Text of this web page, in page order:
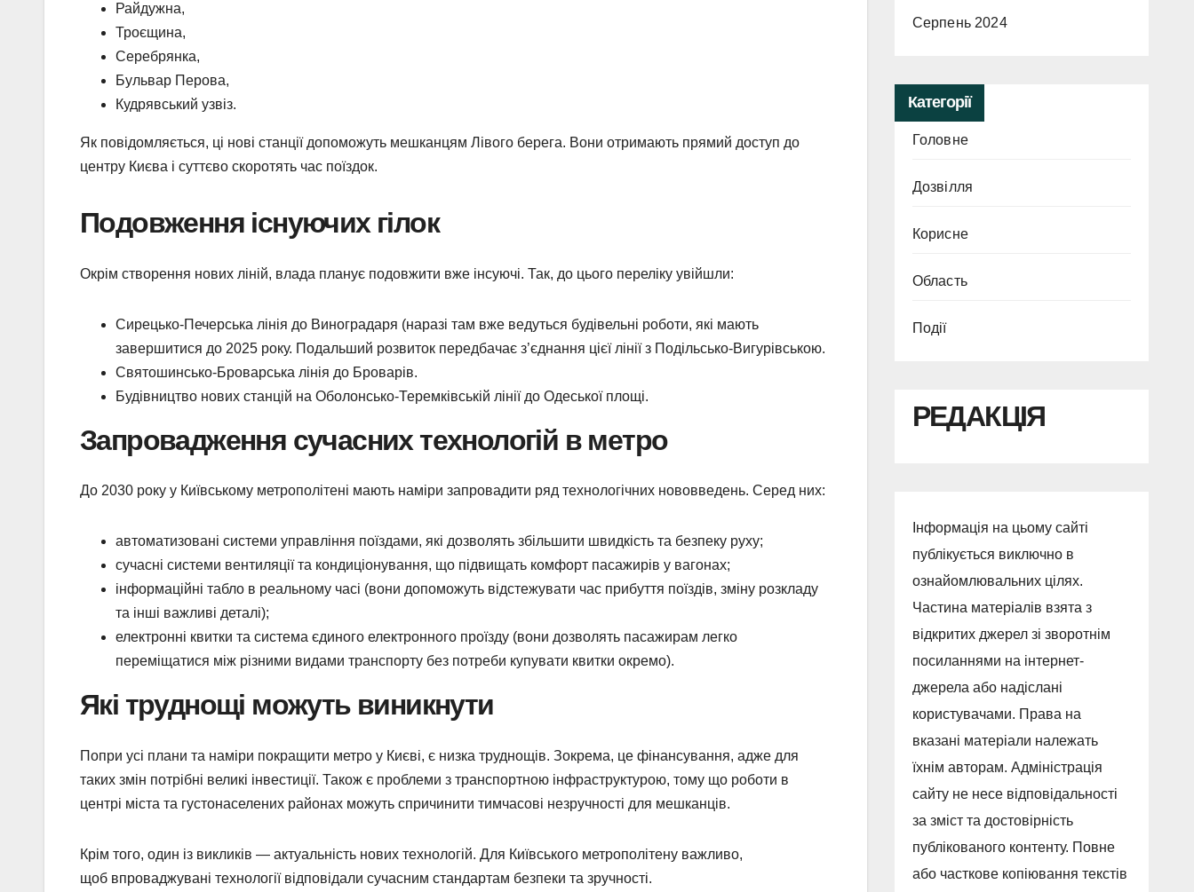
Райдужна,
Троєщина,
Серебрянка,
Бульвар Перова,
Кудрявський узвіз.
Як повідомляється, ці нові станції допоможуть мешканцям Лівого берега. Вони отримають прямий доступ до
центру Києва і суттєво скоротять час поїздок.
Подовження існуючих гілок
Окрім створення нових ліній, влада планує подовжити вже інсуючі. Так, до цього переліку увійшли:
Сирецько-Печерська лінія до Виноградаря (наразі там вже ведуться будівельні роботи, які мають
завершитися до 2025 року. Подальший розвиток передбачає з’єднання цієї лінії з Подільсько-Вигурівською.
Святошинсько-Броварська лінія до Броварів.
Будівництво нових станцій на Оболонсько-Теремківській лінії до Одеської площі.
Запровадження сучасних технологій в метро
До 2030 року у Київському метрополітені мають наміри запровадити ряд технологічних нововведень. Серед них:
автоматизовані системи управління поїздами, які дозволять збільшити швидкість та безпеку руху;
сучасні системи вентиляції та кондиціонування, що підвищать комфорт пасажирів у вагонах;
інформаційні табло в реальному часі (вони допоможуть відстежувати час прибуття поїздів, зміну розкладу
та інші важливі деталі);
електронні квитки та система єдиного електронного проїзду (вони дозволять пасажирам легко
переміщатися між різними видами транспорту без потреби купувати квитки окремо).
Які труднощі можуть виникнути
Попри усі плани та наміри покращити метро у Києві, є низка труднощів. Зокрема, це фінансування, адже для
таких змін потрібні великі інвестиції. Також є проблеми з транспортною інфраструктурою, тому що роботи в
центрі міста та густонаселених районах можуть спричинити тимчасові незручності для мешканців.
Крім того, один із викликів — актуальність нових технологій. Для Київського метрополітену важливо,
щоб впроваджувані технології відповідали сучасним стандартам безпеки та зручності.
Серпень 2024
Категорії
Головне
Дозвілля
Корисне
Область
Події
РЕДАКЦІЯ
Інформація на цьому сайті
публікується виключно в
ознайомлювальних цілях.
Частина матеріалів взята з
відкритих джерел зі зворотнім
посиланнями на інтернет-
джерела або надіслані
користувачами. Права на
вказані матеріали належать
їхнім авторам. Адміністрація
сайту не несе відповідальності
за зміст та достовірність
публікованого контенту. Повне
або часткове копіювання текстів